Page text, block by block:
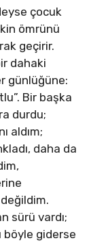
çocuk
ömrünü
geçirir.
dahaki
günlüğüne:
Bir başka
durdu;
aldım;
daha da
sürü vardı;
böyle giderse